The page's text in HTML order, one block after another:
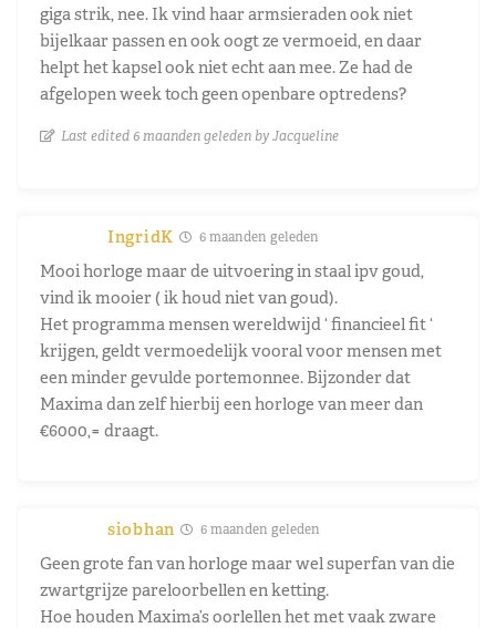
giga strik, nee. Ik vind haar armsieraden ook niet
bijelkaar passen en ook oogt ze vermoeid, en daar
helpt het kapsel ook niet echt aan mee. Ze had de
afgelopen week toch geen openbare optredens?
Last edited 6 maanden geleden by Jacqueline
IngridK 6 maanden geleden
Mooi horloge maar de uitvoering in staal ipv goud,
vind ik mooier ( ik houd niet van goud).
Het programma mensen wereldwijd ‘ financieel fit ‘
krijgen, geldt vermoedelijk vooral voor mensen met
een minder gevulde portemonnee. Bijzonder dat
Maxima dan zelf hierbij een horloge van meer dan
€6000,= draagt.
siobhan 6 maanden geleden
Geen grote fan van horloge maar wel superfan van die
zwartgrijze pareloorbellen en ketting.
Hoe houden Maxima’s oorlellen het met vaak zware